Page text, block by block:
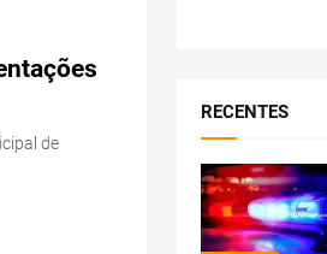
de
RECENTES